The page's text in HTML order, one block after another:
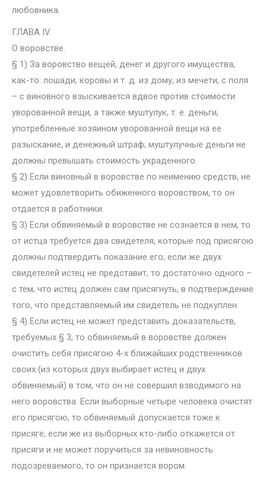
любовника.
ГЛАВА IV.
О воровстве.
§ 1) За воровство вещей, денег и другого имущества,
как-то: лошади, коровы и т. д. из дому, из мечети, с поля
– с виновного взыскивается вдвое против стоимости
уворованной вещи, а также муштулук, т. е. деньги,
употребленные хозяином уворованной вещи на ее
разыскание, и денежный штраф; муштулучные деньги не
должны превышать стоимость украденного.
§ 2) Если виновный в воровстве по неимению средств, не
может удовлетворить обиженного воровством, то он
отдается в работники.
§ 3) Если обвиняемый в воровстве не сознается в нем, то
от истца требуется два свидетеля, которые под присягою
должны подтвердить показание его; если же двух
свидетелей истец не представит, то достаточно одного –
с тем, что истец должен сам присягнуть, в подтверждение
того, что представляемый им свидетель не подкуплен.
§ 4) Если истец не может представить доказательств,
требуемых § 3, то обвиняемый в воровстве должен
очистить себя присягою 4-х ближайших родственников
своих (из которых двух выбирает истец и двух
обвиняемый) в том, что он не совершил взводимого на
него воровства. Если выборные четыре человека очистят
его присягою, то обвиняемый допускается тоже к
присяге; если же из выборных кто-либо откажется от
присяги и не может поручиться за невиновность
подозреваемого, то он признается вором.